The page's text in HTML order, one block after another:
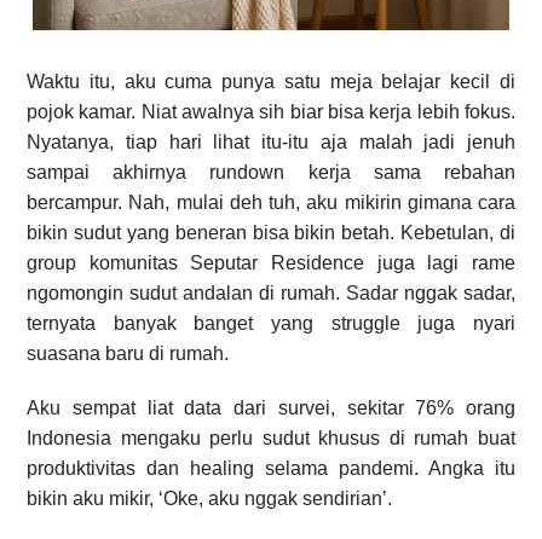
Waktu itu, aku cuma punya satu meja belajar kecil di
pojok kamar. Niat awalnya sih biar bisa kerja lebih fokus.
Nyatanya, tiap hari lihat itu-itu aja malah jadi jenuh
sampai akhirnya rundown kerja sama rebahan
bercampur. Nah, mulai deh tuh, aku mikirin gimana cara
bikin sudut yang beneran bisa bikin betah. Kebetulan, di
group komunitas Seputar Residence juga lagi rame
ngomongin sudut andalan di rumah. Sadar nggak sadar,
ternyata banyak banget yang struggle juga nyari
suasana baru di rumah.
Aku sempat liat data dari survei, sekitar 76% orang
Indonesia mengaku perlu sudut khusus di rumah buat
produktivitas dan healing selama pandemi. Angka itu
bikin aku mikir, ‘Oke, aku nggak sendirian’.